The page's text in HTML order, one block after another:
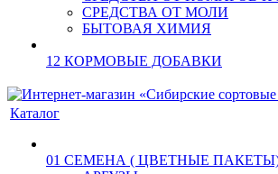
СРЕДСТВА ОТ МОЛИ
БЫТОВАЯ ХИМИЯ
12 КОРМОВЫЕ ДОБАВКИ
Каталог
01 СЕМЕНА ( ЦВЕТНЫЕ